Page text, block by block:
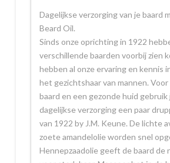
Dagelijkse verzorging van je baard
Beard Oil.
Sinds onze oprichting in 1922
verschillende baarden voorbij zien
hebben al onze ervaring en kennis
het gezichtshaar van mannen.
baard en een gezonde huid gebruik
dagelijkse verzorging een paar
van 1922 by J.M. Keune. De lichte
zoete amandelolie worden snel
Hennepzaadolie geeft de baard de